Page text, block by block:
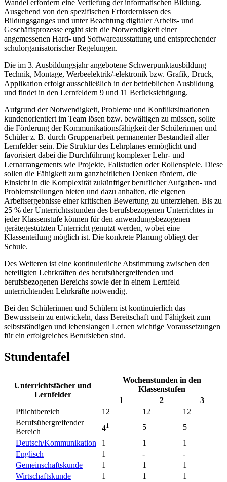
Wandel erfordern eine Vertiefung der informatischen Bildung.
Ausgehend von den spezifischen Erfordernissen des
Bildungsganges und unter Beachtung digitaler Arbeits- und
Geschäftsprozesse ergibt sich die Notwendigkeit einer
angemessenen Hard- und Softwareausstattung und entsprechender
schulorganisatorischer Regelungen.
Die im 3. Ausbildungsjahr angebotene Schwerpunktausbildung
Technik, Montage, Werbeelektrik/-elektronik bzw. Grafik, Druck,
Applikation erfolgt ausschließlich in der betrieblichen Ausbildung
und findet in den Lernfeldern 9 und 11 Berücksichtigung.
Aufgrund der Notwendigkeit, Probleme und Konfliktsituationen
kundenorientiert im Team lösen bzw. bewältigen zu müssen, sollte
die Förderung der Kommunikationsfähigkeit der Schülerinnen und
Schüler z. B. durch Gruppenarbeit permanenter Bestandteil aller
Lernfelder sein. Die Struktur des Lehrplanes ermöglicht und
favorisiert dabei die Durchführung komplexer Lehr- und
Lernarrangements wie Projekte, Fallstudien oder Rollenspiele. Diese
sollen die Fähigkeit zum ganzheitlichen Denken fördern, die
Einsicht in die Komplexität zukünftiger beruflicher Aufgaben- und
Problemstellungen bieten und dazu anhalten, die eigenen
Arbeitsergebnisse einer kritischen Bewertung zu unterziehen. Bis zu
25 % der Unterrichtsstunden des berufsbezogenen Unterrichtes in
jeder Klassenstufe können für den anwendungsbezogenen
gerätegestützten Unterricht genutzt werden, wobei eine
Klassenteilung möglich ist. Die konkrete Planung obliegt der
Schule.
Des Weiteren ist eine kontinuierliche Abstimmung zwischen den
beteiligten Lehrkräften des berufsübergreifenden und
berufsbezogenen Bereichs sowie der in einem Lernfeld
unterrichtenden Lehrkräfte notwendig.
Bei den Schülerinnen und Schülern ist kontinuierlich das
Bewusstsein zu entwickeln, dass Bereitschaft und Fähigkeit zum
selbstständigen und lebenslangen Lernen wichtige Voraussetzungen
für ein erfolgreiches Berufsleben sind.
Stundentafel
Unterrichtsfächer und
Lernfelder
Wochenstunden in den
Klassenstufen
1
2
3
Pflichtbereich
12 12
12
Berufsübergreifender
Bereich
41 5
5
Deutsch/Kommunikation
1 1
1
Englisch
1 -
-
Gemeinschaftskunde
1 1
1
Wirtschaftskunde
1 1
1